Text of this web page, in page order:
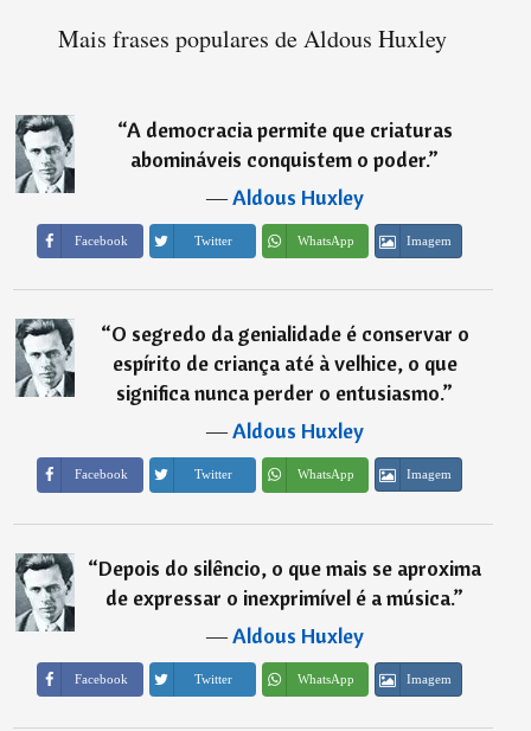
Mais frases populares de Aldous Huxley
“A democracia permite que criaturas
abomináveis conquistem o poder.”
―Aldous Huxley
Facebook Twitter WhatsApp Imagem
“O segredo da genialidade é conservar o
espírito de criança até à velhice, o que
significa nunca perder o entusiasmo.”
―Aldous Huxley
Facebook Twitter WhatsApp Imagem
“Depois do silêncio, o que mais se aproxima
de expressar o inexprimível é a música.”
―Aldous Huxley
Facebook Twitter WhatsApp Imagem